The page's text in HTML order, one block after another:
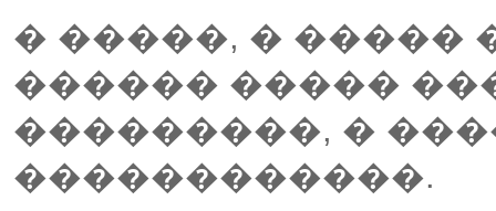
� �����, � �����
������ �����
���������, �
������������.